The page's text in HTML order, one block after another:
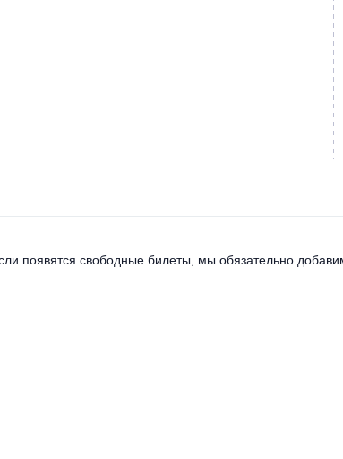
появятся свободные билеты, мы обязательно